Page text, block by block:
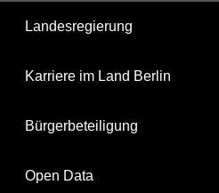
Landesregierung
Karriere im Land Berlin
Bürgerbeteiligung
Open Data